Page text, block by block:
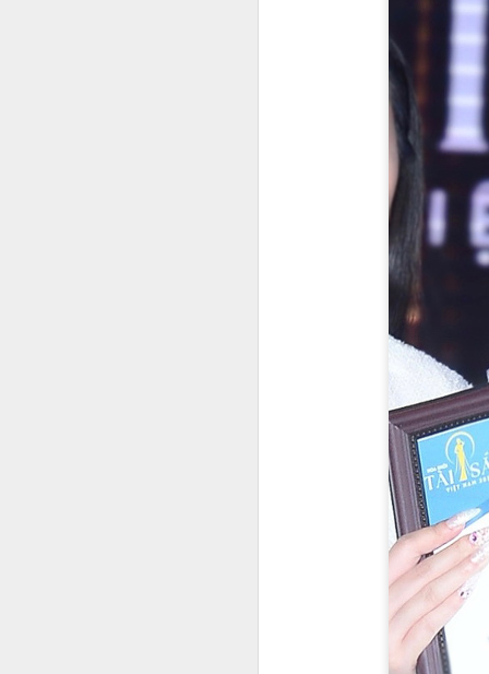
cựu danh thủ bóng chuyền Kim
Huệ. Ở tuổi 17, cô nàng khiến
người đối diện "tan chảy" bởi
gương mặt thanh tú, làn da không
thừa hưởng trọn vẹn từ người mẹ
Á